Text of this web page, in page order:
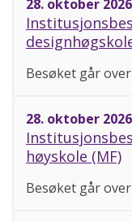
28. oktober 2026
Besøket går
28. oktober 2026
høyskole (MF)
Besøket går